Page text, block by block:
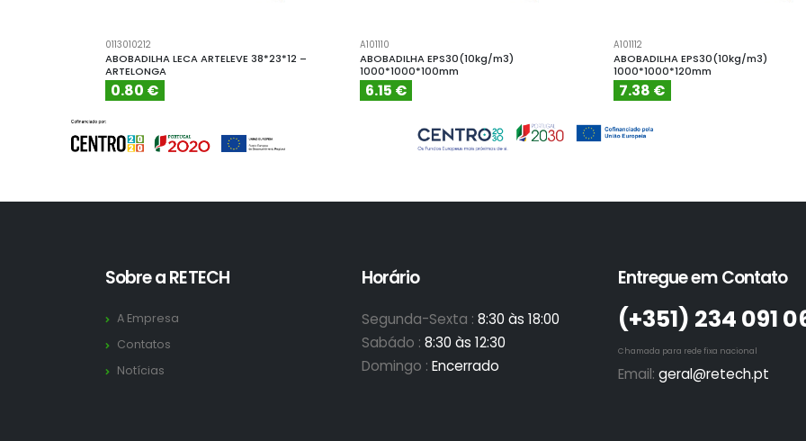
0113010212
ABOBADILHA LECA ARTELEVE 38*23*12 –
ARTELONGA
0.80 €
A101110
ABOBADILHA EPS30(10kg/m3)
1000*1000*100mm
6.15 €
A101112
ABOBADILHA EPS30(10kg/m3)
1000*1000*120mm
7.38 €
Sobre a RETECH
A Empresa
Contatos
Notícias
Horário
Segunda-Sexta : 8:30 às 18:00
Sabádo : 8:30 às 12:30
Domingo : Encerrado
Entregue em Contato
(+351)­ 234 091
Chamada para rede fixa nacional
Email: geral@retech.pt